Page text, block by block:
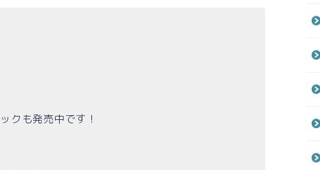
クも発売中です！